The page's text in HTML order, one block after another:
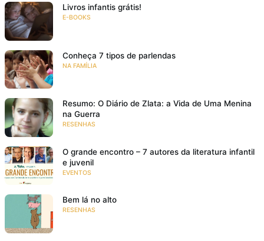
Livros infantis grátis!
E-BOOKS
Conheça 7 tipos de parlendas
NA FAMÍLIA
Resumo: O Diário de Zlata: a Vida de Uma Menina
na Guerra
RESENHAS
O grande encontro – 7 autores da literatura infantil
e juvenil
EVENTOS
Bem lá no alto
RESENHAS